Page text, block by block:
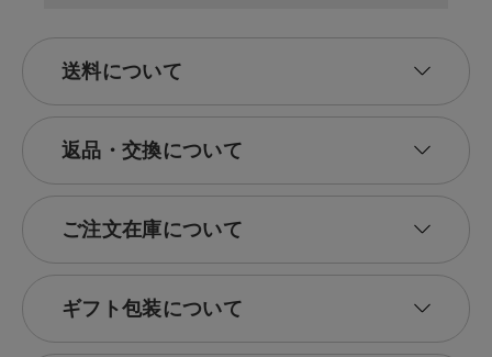
送料について
返品・交換について
ご注文在庫について
ギフト包装について